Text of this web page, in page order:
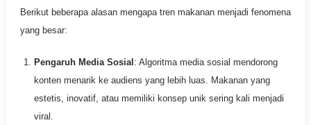
Berikut beberapa alasan mengapa tren makanan menjadi fenomena
yang besar:
Pengaruh Media Sosial : Algoritma media sosial mendorong
konten menarik ke audiens yang lebih luas. Makanan yang
estetis, inovatif, atau memiliki konsep unik sering kali menjadi
viral.